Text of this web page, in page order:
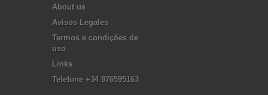
About us
Avisos Legales
Termos e condições de
uso
Links
Telefone +34 976595163